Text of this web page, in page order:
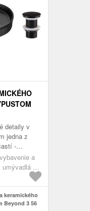
detaily v
jedna z
-
za
a
na
keramického
Beyond 3 56